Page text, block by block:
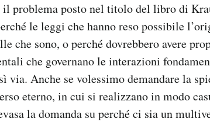
problema posto nel titolo del libro di
le leggi che hanno reso possibile
che sono, o perché dovrebbero avere
che governano le interazioni
via. Anche se volessimo demandare la
eterno, in cui si realizzano in modo
la domanda su perché ci sia un